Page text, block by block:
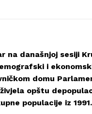
na današnjoj sesiji
i
domu
opštu
populacije iz 1991.